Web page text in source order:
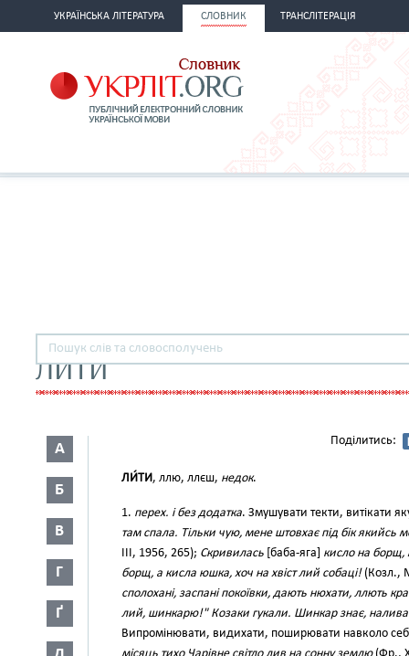
УКРАЇНСЬКА ЛІТЕРАТУРА СЛОВНИК ТРАНСЛІТЕРАЦІЯ
ЛИТИ
А
Б
В
Г
Ґ
Поділитись:
ЛИ́ТИ, ллю, ллєш, недок.
1. перех. і без додатка. Змушувати текти, витікати
там спала. Тільки чую, мене штовхає під бік якийсь
III, 1956, 265); Скривилась [баба-яга] кисло на
борщ, а кисла юшка, хоч на хвіст лий собаці!(Козл.,
сполохані, заспані покоївки, дають нюхати, ллють
лий, шинкарю!" Козаки гукали. Шинкар знає,
Випромінювати, видихати, поширювати навколо себе